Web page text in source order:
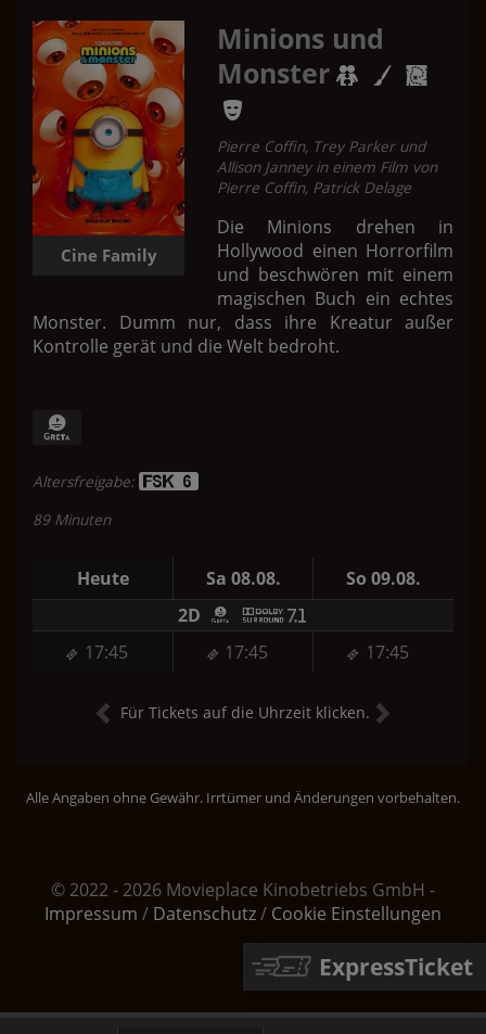
ExpressTicket
Cine Family
Minions und
Monster
Pierre Coffin, Trey Parker und
Allison Janney in einem Film von
Pierre Coffin, Patrick Delage
Die Minions drehen in
Hollywood einen Horrorfilm
und beschwören mit einem
magischen Buch ein echtes
Monster. Dumm nur, dass ihre Kreatur außer
Kontrolle gerät und die Welt bedroht.
Altersfreigabe:
89 Minuten
Heute Sa 08.08. So 09.08.
17:45 17:45 17:45
2D
Für Tickets auf die Uhrzeit klicken.
Alle Angaben ohne Gewähr. Irrtümer und Änderungen vorbehalten.
© 2022 - 2026 Movieplace Kinobetriebs GmbH -
Impressum / Datenschutz/ Cookie Einstellungen